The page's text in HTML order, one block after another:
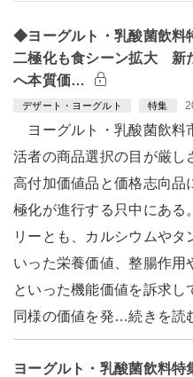
◆ヨーグルト・乳酸菌飲料
二極化も食シーン拡大 新
へ本質価…
デザート・ヨーグルト 特集
ヨーグルト・乳酸菌飲料
活者の商品選択の目が厳し
高付加価値品と価格志向品
極化が進行する只中にある
リーとも、カルシウムやタ
いった栄養価値、整腸作用
といった機能価値を訴求し
同様の価値を発…続きを読
ヨーグルト・乳酸菌飲料